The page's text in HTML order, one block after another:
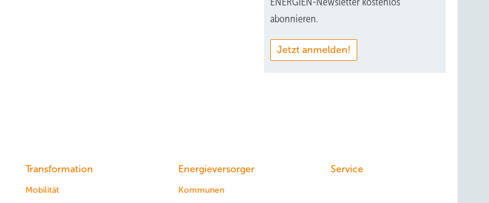
abonnieren.
Jetzt anmelden!
Transformation
Mobilität
Energieversorger
Kommunen
Service